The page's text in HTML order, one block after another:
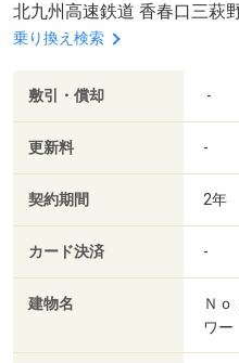
北九州高速鉄道 香春口三萩
乗り換え検索
敷引・償却 -
更新料 -
契約期間 2年
カード決済 -
建物名
Ｎ
ワー